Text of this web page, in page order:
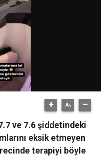
ve 7.6 şiddetindeki
eksik etmeyen
terapiyi böyle